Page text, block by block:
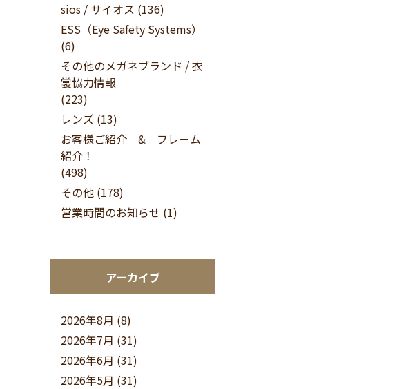
sios / サイオス (136)
ESS（Eye Safety Systems）
(6)
その他のメガネブランド / 衣
裳協力情報
(223)
レンズ (13)
お客様ご紹介 & フレーム
紹介！
(498)
その他 (178)
営業時間のお知らせ (1)
アーカイブ
2026年8月 (8)
2026年7月 (31)
2026年6月 (31)
2026年5月 (31)